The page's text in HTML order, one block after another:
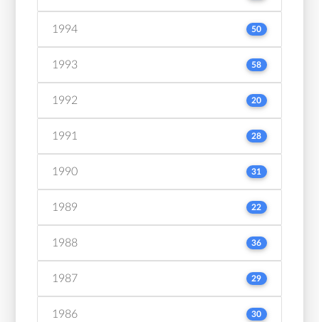
1994 50
1993 58
1992 20
1991 28
1990 31
1989 22
1988 36
1987 29
1986 30